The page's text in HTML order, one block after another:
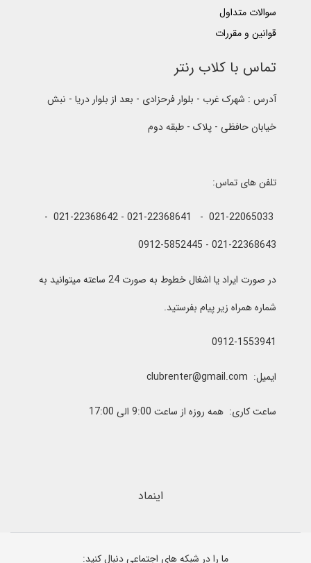
سوالات متداول
قوانین و مقررات
تماس با کلاب رنتر
آدرس : شهرک غرب - بلوار فرحزادی - بعد از بلوار دریا - نبش
خیابان حافظی - پلاک - طبقه دوم
تلفن های تماس:
021-22065033 - 021-22368641 - 021-22368642 -
021-22368643 - 0912-5852445
در صورت ایراد یا اشغال خطوط به صورت 24 ساعته میتوانید به
شماره همراه زیر پیام بفرستید.
0912-1553941
ایمیل: clubrenter@gmail.com
ساعت کاری: همه روزه از ساعت 9:00 الی 17:00
اینماد
ما را در شبکه های اجتماعی دنبال کنید: